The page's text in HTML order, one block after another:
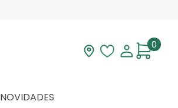
Visite nossa loja
Lista deMinha
0
NOVIDADES